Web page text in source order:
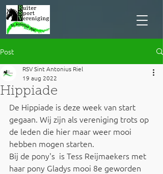
Post
Hippiade
RSV Sint Antonius Riel
19 aug 2022
De Hippiade is deze week van start
gegaan. Wij zijn als vereniging trots op
de leden die hier maar weer mooi
hebben mogen starten.
Bij de pony's  is Tess Reijmaekers met
haar pony Gladys mooi 8e geworden